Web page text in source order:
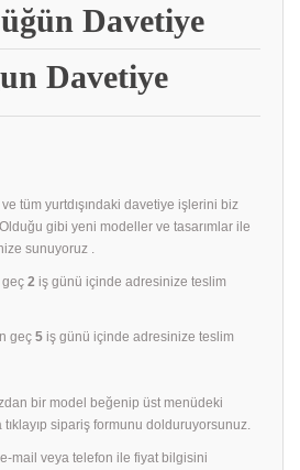
Davetiye
Davetiye
tüm yurtdışındaki davetiye işlerini biz
gibi yeni modeller ve tasarımlar ile
sunuyoruz .
2 iş günü içinde adresinize teslim
geç 5 iş günü içinde adresinize teslim
bir model beğenip üst menüdeki
tıklayıp sipariş formunu dolduruyorsunuz.
mail veya telefon ile fiyat bilgisini